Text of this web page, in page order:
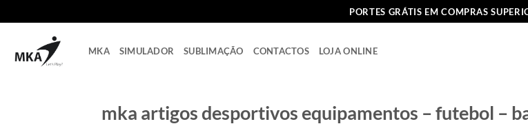
to
PORTES GRÁTIS EM COMPRAS
MKA SIMULADOR SUBLIMAÇÃO CONTACTOS LOJA ONLINE
mka artigos desportivos equipamentos – futebol –